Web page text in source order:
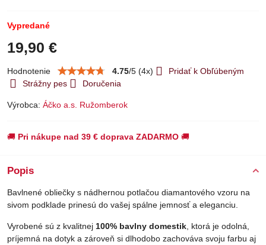
Vypredané
19,90 €
Hodnotenie 4.75/5 (4x)
Pridať k Obľúbeným
Strážny pes
Doručenia
Výrobca: Áčko a.s. Ružomberok
🚚 Pri nákupe nad 39 € doprava ZADARMO 🚚
Popis
Bavlnené obliečky s nádhernou potlačou diamantového vzoru na
sivom podklade prinesú do vašej spálne jemnosť a eleganciu.
Vyrobené sú z kvalitnej 100% bavlny domestik , ktorá je odolná,
príjemná na dotyk a zároveň si dlhodobo zachováva svoju farbu aj